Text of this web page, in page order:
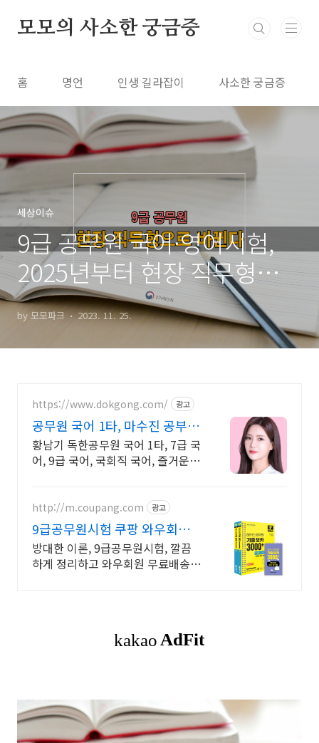
모모의 사소한 궁금증
홈 명언 인생 길라잡이 사소한 궁금증
세상이슈
9급 공무원 국어·영어시험,
2025년부터 현장 직무형으로
바뀐다
by 모모파크 2023. 11. 25.
https://www.dokgong.com/ 광고
공무원 국어 1타, 마수진 공부는
즐겁게, 고득점 완성
황남기 독한공무원 국어 1타, 7급 국
어, 9급 국어, 국회직 국어, 즐거운
http://m.coupang.com 광고
9급공무원시험 쿠팡 와우회원
30일 내 무료반품
방대한 이론, 9급공무원시험, 깔끔
하게 정리하고 와우회원 무료배송으